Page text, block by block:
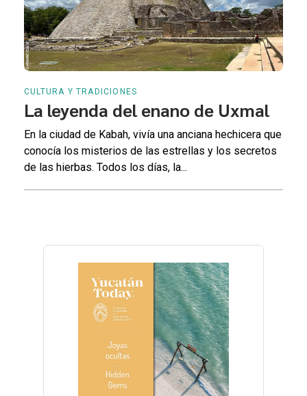
CULTURA Y TRADICIONES
La leyenda del enano de Uxmal
En la ciudad de Kabah, vivía una anciana hechicera que
conocía los misterios de las estrellas y los secretos
de las hierbas. Todos los días, la...